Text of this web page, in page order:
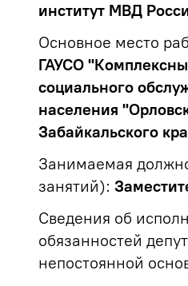
институт МВД
Основное место
ГАУСО
социального
населения
Забайкальского
Занимаемая
занятий):
Сведения об
обязанностей
непостоянной